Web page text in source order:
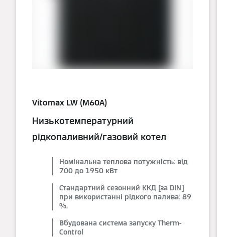
Vitomax LW (M60A)
Низькотемпературний
рідкопаливний/газовий котел
Номінальна теплова потужність: від
700 до 1950 кВт
Стандартний сезонний ККД [за DIN]
при використанні рідкого палива: 89
%.
Вбудована система запуску Therm-
Control